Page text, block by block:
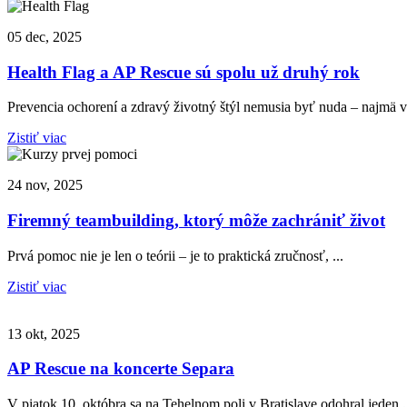
05 dec, 2025
Health Flag a AP Rescue sú spolu už druhý rok
Prevencia ochorení a zdravý životný štýl nemusia byť nuda – najmä
Zistiť viac
24 nov, 2025
Firemný teambuilding, ktorý môže zachrániť život
Prvá pomoc nie je len o teórii – je to praktická zručnosť, ...
Zistiť viac
13 okt, 2025
AP Rescue na koncerte Separa